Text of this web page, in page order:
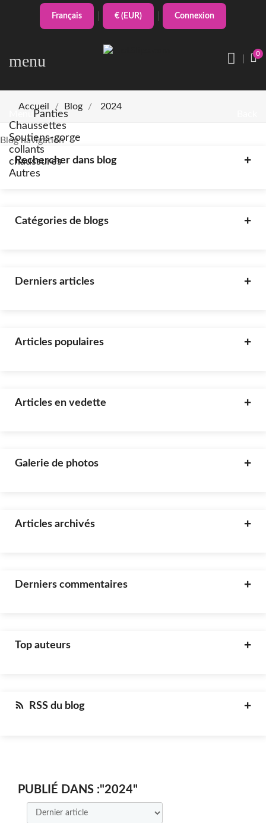
Français € (EUR) Connexion
menu 0
Panties
Chaussettes
Soutiens-gorge
collants
chaussures
Autres
Accueil Blog 2024
Blog navigation
Rechercher dans blog
Catégories de blogs
Derniers articles
Articles populaires
Articles en vedette
Galerie de photos
Articles archivés
Derniers commentaires
Top auteurs
RSS du blog
PUBLIÉ DANS :"2024"